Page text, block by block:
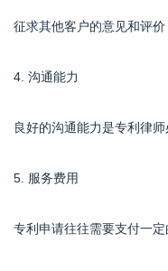
征求其他客户的意见和评
4. 沟通能力
良好的沟通能力是专利律
5. 服务费用
专利申请往往需要支付一